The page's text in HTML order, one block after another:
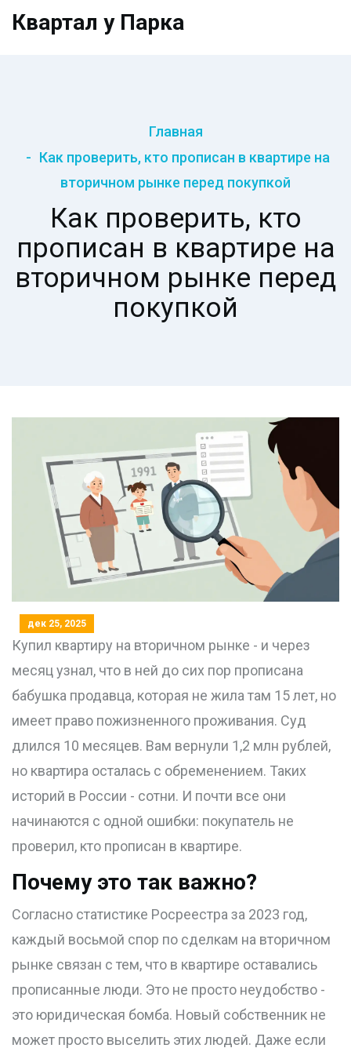
Квартал у Парка
Главная
Как проверить, кто прописан в квартире на
вторичном рынке перед покупкой
Как проверить, кто
прописан в квартире на
вторичном рынке перед
покупкой
дек 25, 2025
Купил квартиру на вторичном рынке - и через
месяц узнал, что в ней до сих пор прописана
бабушка продавца, которая не жила там 15 лет, но
имеет право пожизненного проживания. Суд
длился 10 месяцев. Вам вернули 1,2 млн рублей,
но квартира осталась с обременением. Таких
историй в России - сотни. И почти все они
начинаются с одной ошибки: покупатель не
проверил, кто прописан в квартире.
Почему это так важно?
Согласно статистике Росреестра за 2023 год,
каждый восьмой спор по сделкам на вторичном
рынке связан с тем, что в квартире оставались
прописанные люди. Это не просто неудобство -
это юридическая бомба. Новый собственник не
может просто выселить этих людей. Даже если